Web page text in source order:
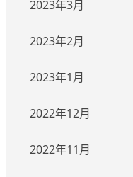
2023年3月
2023年2月
2023年1月
2022年12月
2022年11月